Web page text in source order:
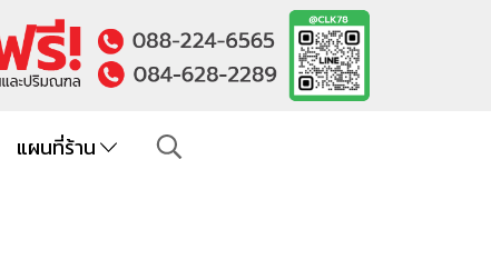
แผนที่ร้าน